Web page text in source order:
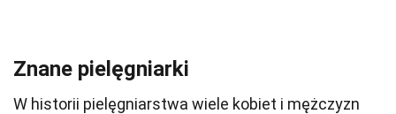
Znane pielęgniarki
W historii pielęgniarstwa wiele kobiet i mężczyzn